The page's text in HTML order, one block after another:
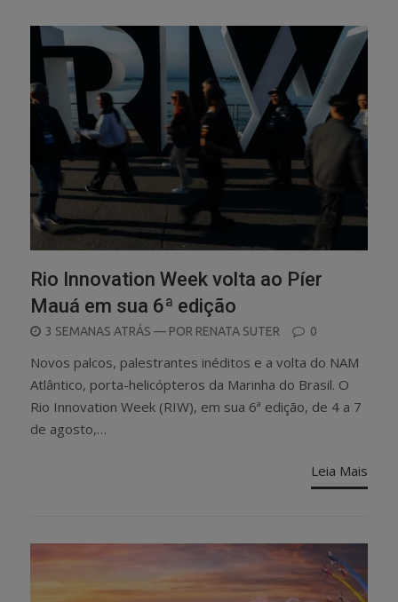
Rio Innovation Week volta ao Píer
Mauá em sua 6ª edição
POSTED
3 SEMANAS ATRÁS — POR RENATA SUTER 0
Novos palcos, palestrantes inéditos e a volta do NAM
Atlântico, porta-helicópteros da Marinha do Brasil. O
Rio Innovation Week (RIW), em sua 6ª edição, de 4 a 7
de agosto,…
Leia Mais